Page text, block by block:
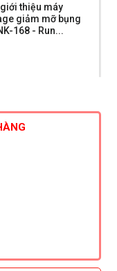
thiệu máy
giảm mỡ bụng
168 - Run...